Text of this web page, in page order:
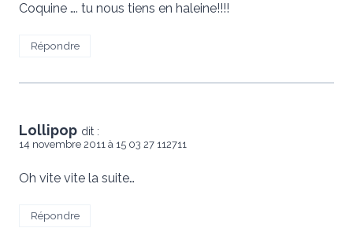
Coquine …. tu nous tiens en haleine!!!!
Répondre
Lollipop dit :
14 novembre 2011 à 15 03 27 112711
Oh vite vite la suite…
Répondre